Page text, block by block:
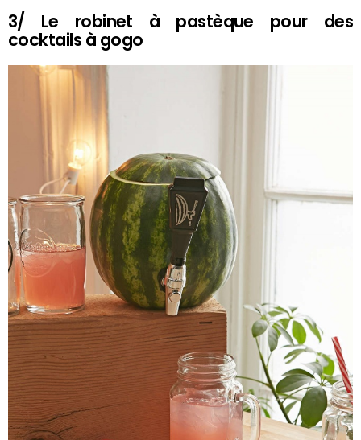
3/ Le robinet à pastèque pour des
cocktails à gogo